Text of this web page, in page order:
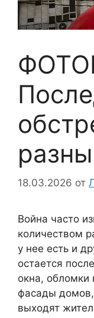
18.03.2026 от
Война часто
количеством
у нее есть и
остается
окна, обломки
фасады
выходят